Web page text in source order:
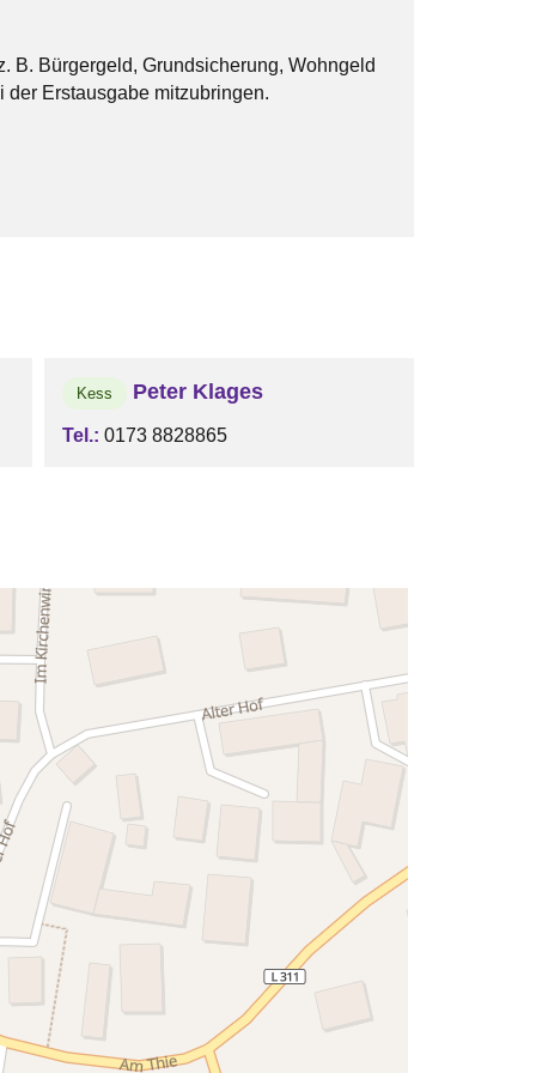
B. Bürgergeld, Grundsicherung, Wohngeld
Erstausgabe mitzubringen.
Kess Peter Klages
Tel.: 0173 8828865